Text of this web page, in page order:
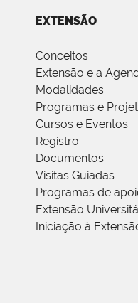
EXTENSÃO
Conceitos
Extensão e a
Modalidades
Programas e
Cursos e Eventos
Registro
Documentos
Visitas Guiadas
Programas de
Extensão
Iniciação à